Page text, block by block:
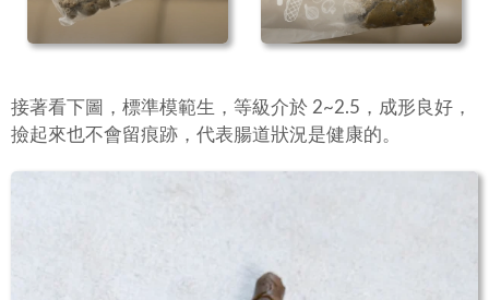
接著看下圖，標準模範生，等級介於 2~2.5，成形良好，
撿起來也不會留痕跡，代表腸道狀況是健康的。